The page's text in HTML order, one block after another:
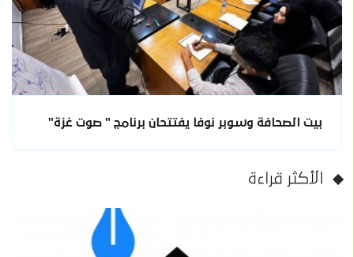
بيت الصحافة وسوبر نوفا يفتتحان برنامج " صوت غزة"
الأكثر قراءة